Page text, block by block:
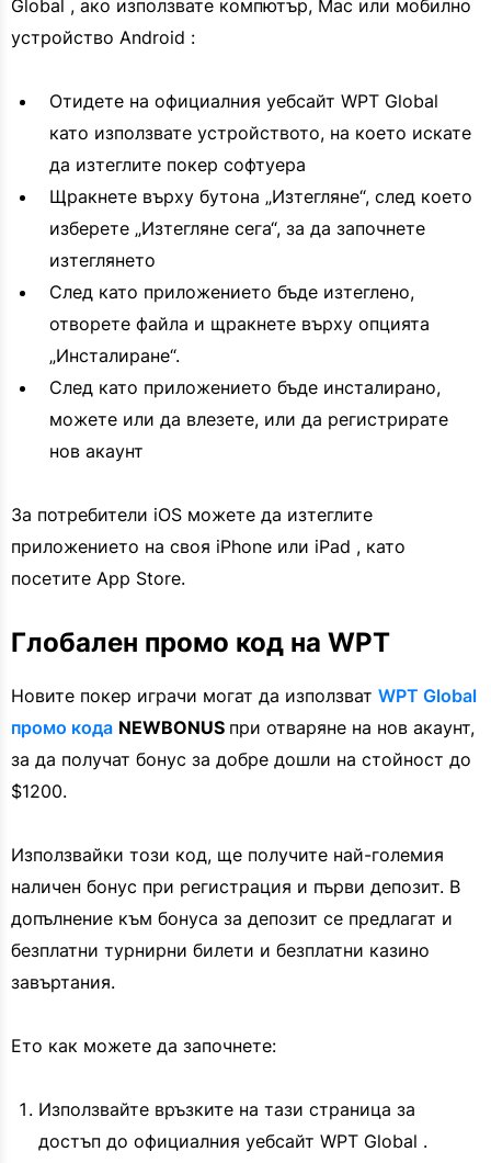
Global , ако използвате компютър, Mac или мобилно
устройство Android :
Отидете на официалния уебсайт WPT Global
като използвате устройството, на което искате
да изтеглите покер софтуера
Щракнете върху бутона „Изтегляне“, след което
изберете „Изтегляне сега“, за да започнете
изтеглянето
След като приложението бъде изтеглено,
отворете файла и щракнете върху опцията
„Инсталиране“.
След като приложението бъде инсталирано,
можете или да влезете, или да регистрирате
нов акаунт
За потребители iOS можете да изтеглите
приложението на своя iPhone или iPad , като
посетите App Store.
Глобален промо код на WPT
Новите покер играчи могат да използват WPT Global
промо кода NEWBONUS при отваряне на нов акаунт,
за да получат бонус за добре дошли на стойност до
$1200.
Използвайки този код, ще получите най-големия
наличен бонус при регистрация и първи депозит. В
допълнение към бонуса за депозит се предлагат и
безплатни турнирни билети и безплатни казино
завъртания.
Ето как можете да започнете:
Използвайте връзките на тази страница за
достъп до официалния уебсайт WPT Global .